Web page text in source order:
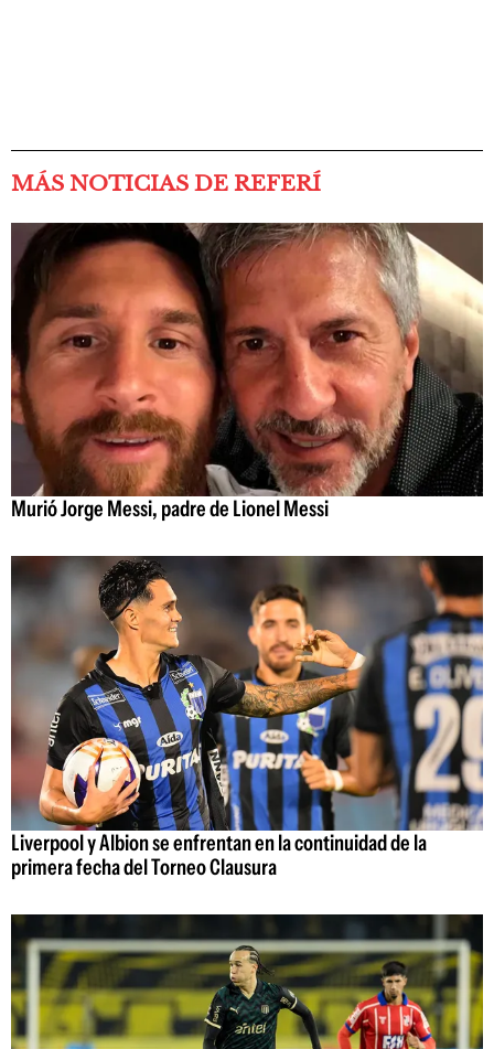
MÁS NOTICIAS DE REFERÍ
Murió Jorge Messi, padre de Lionel Messi
Liverpool y Albion se enfrentan en la continuidad de la
primera fecha del Torneo Clausura